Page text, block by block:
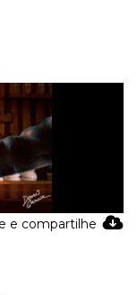
e compartilhe